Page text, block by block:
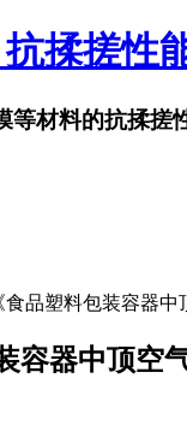
揉搓性
等材料的抗揉搓
食品塑料包装容器
容器中顶空